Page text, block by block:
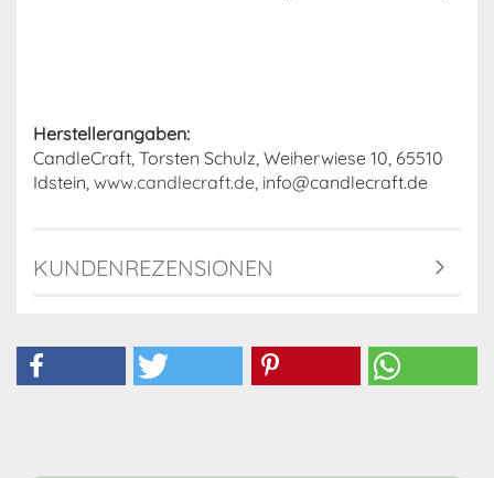
Herstellerangaben:
CandleCraft, Torsten Schulz, Weiherwiese 10, 65510
Idstein, www.candlecraft.de , info@candlecraft.de
KUNDENREZENSIONEN